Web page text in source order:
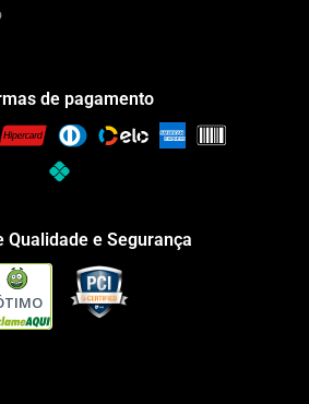
de pagamento
Qualidade e Segurança